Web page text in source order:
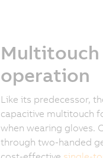
operation
Like its predecessor,
capacitive multitouch
when wearing gloves.
through two-handed